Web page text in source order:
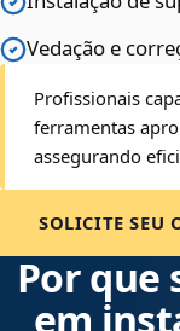
Vedação e
Profissionais
ferramentas
assegurando
SOLICITE SEU
Por que
em